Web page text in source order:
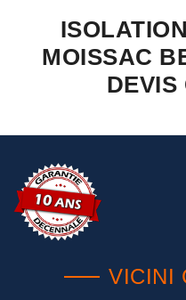
MOISSAC
DEVIS
VICINI